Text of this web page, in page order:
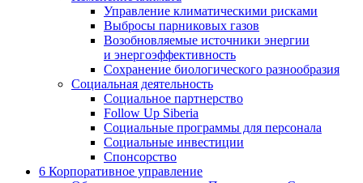
Управление климатическими рисками
Выбросы парниковых газов
Возобновляемые источники энергии
и энергоэффективность
Сохранение биологического разнообразия
Социальная деятельность
Социальное партнерство
Follow Up Siberia
Социальные программы для персонала
Социальные инвестиции
Спонсорство
6 Корпоративное управление